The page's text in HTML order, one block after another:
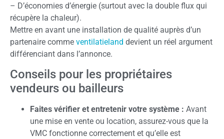
– D’économies d’énergie (surtout avec la double flux qui
récupère la chaleur).
Mettre en avant une installation de qualité auprès d’un
partenaire comme ventilatieland devient un réel argument
différenciant dans l’annonce.
Conseils pour les propriétaires
vendeurs ou bailleurs
Faites vérifier et entretenir votre système : Avant
une mise en vente ou location, assurez-vous que la
VMC fonctionne correctement et qu’elle est